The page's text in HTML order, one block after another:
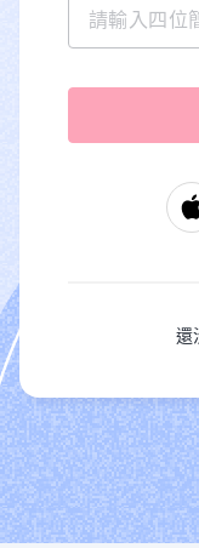
還